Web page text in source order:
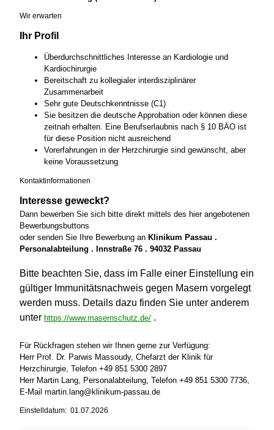
Wir erwarten
Ihr Profil
Überdurchschnittliches Interesse an Kardiologie und
Kardiochirurgie
Bereitschaft zu kollegialer interdisziplinärer
Zusammenarbeit
Sehr gute Deutschkenntnisse (C1)
Sie besitzen die deutsche Approbation oder können diese
zeitnah erhalten. Eine Berufserlaubnis nach § 10 BÄO ist
für diese Position nicht ausreichend
Vorerfahrungen in der Herzchirurgie sind gewünscht, aber
keine Voraussetzung
Kontaktinformationen
Interesse geweckt?
Dann bewerben Sie sich bitte direkt mittels des hier angebotenen
Bewerbungsbuttons
oder senden Sie Ihre Bewerbung an Klinikum Passau .
Personalabteilung . Innstraße 76 . 94032 Passau
Bitte beachten Sie, dass im Falle einer Einstellung ein
gültiger Immunitätsnachweis gegen Masern vorgelegt
werden muss. Details dazu finden Sie unter anderem
unter https://www.masernschutz.de/ .
Für Rückfragen stehen wir Ihnen gerne zur Verfügung:
Herr Prof. Dr. Parwis Massoudy, Chefarzt der Klinik für
Herzchirurgie, Telefon +49 851 5300 2897
Herr Martin Lang, Personalabteilung, Telefon +49 851 5300 7736,
E-Mail martin.lang@klinikum-passau.de
Einstelldatum: 01.07.2026